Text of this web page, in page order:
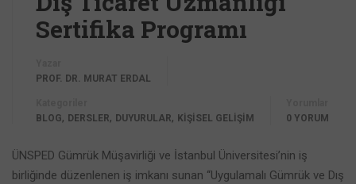
Sertifika Programı
PROF. DR. MURAT ERDAL
BLOG, DERSLER, DUYURULAR, KİŞİSEL GELİŞİM
0 YORUM
ÜNSPED Gümrük Müşavirliği ve İstanbul Üniversitesi’nin iş
birliğinde düzenlenen iş imkanı sunan ‘‘Uygulamalı Gümrük ve Dış